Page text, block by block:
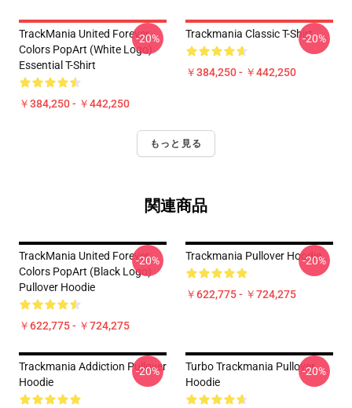
TrackMania United Forever
Colors PopArt (White Logo)
Essential T-Shirt
￥384,250 - ￥442,250
-20% Trackmania Classic T-Shirt
￥384,250 - ￥442,250
-20%
もっと見る
関連商品
TrackMania United Forever
Colors PopArt (Black Logo)
Pullover Hoodie
￥622,775 - ￥724,275
-20% Trackmania Pullover Hoodie
￥622,775 - ￥724,275
-20%
Trackmania Addiction Pullover
Hoodie
-20%
Turbo Trackmania Pullover
Hoodie
-20%